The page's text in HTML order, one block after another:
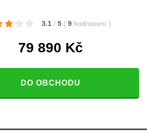
3.1 / 5 ( 9 hodnocení )
79 890 Kč
DO OBCHODU